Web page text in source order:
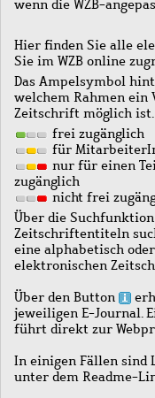
wenn die WZB-
Hier finden Sie alle
Sie im WZB online
Das Ampelsymbol
welchem Rahmen
Zeitschrift möglich
frei zugänglich
für
nur für einen
zugänglich
nicht frei
Über die
Zeitschriftentiteln
eine alphabetisch
elektronischen
Über den Button
jeweiligen E-Journal.
führt direkt zur
In einigen Fällen sind
unter dem Readme-